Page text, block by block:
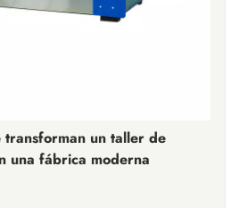
transforman un taller de
una fábrica moderna